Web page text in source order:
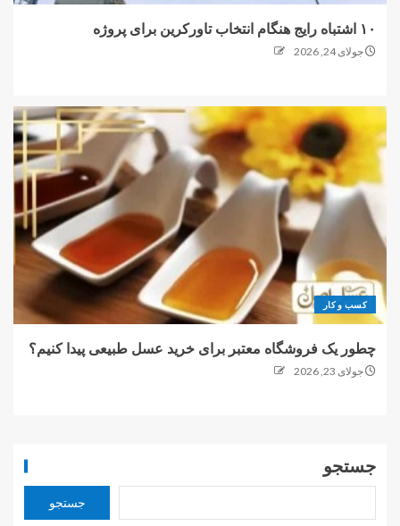
۱۰ اشتباه رایج هنگام انتخاب تاورکرین برای پروژه
جولای 24, 2026
کسب و کار
چطور یک فروشگاه معتبر برای خرید عسل طبیعی پیدا کنیم؟
جولای 23, 2026
جستجو
جستجو